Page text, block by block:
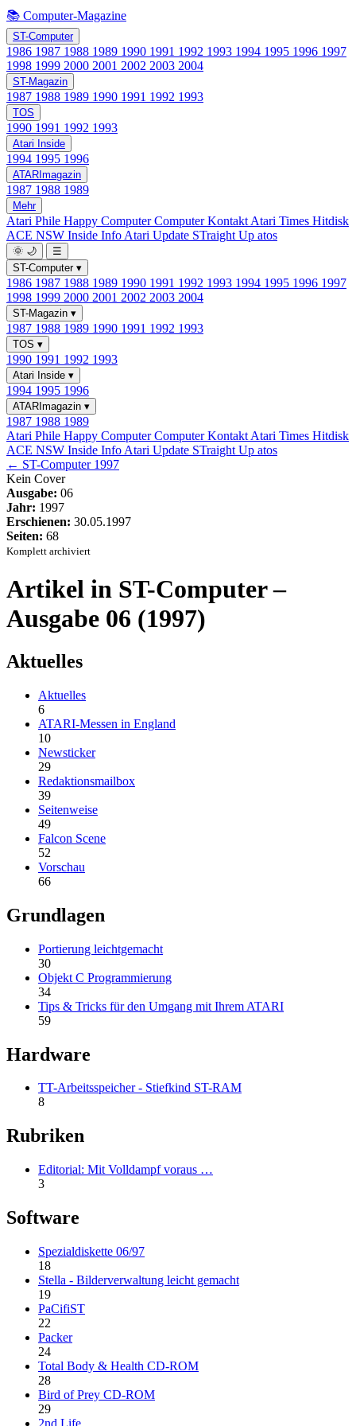
📚 Computer-Magazine
ST-Computer
1986 1987 1988 1989 1990 1991 1992 1993 1994 1995 1996 1997
1998 1999 2000 2001 2002 2003 2004
ST-Magazin
1987 1988 1989 1990 1991 1992 1993
TOS
1990 1991 1992 1993
Atari Inside
1994 1995 1996
ATARImagazin
1987 1988 1989
Mehr
Atari Phile Happy ComputerComputer Kontakt Atari Times Hitdisk
ACE NSW Inside Info Atari Update STraight Up atos
🌞 🌙
☰
ST-Computer ▾
1986 1987 1988 1989 1990 1991 1992 1993 1994 1995 1996 1997
1998 1999 2000 2001 2002 2003 2004
ST-Magazin ▾
1987 1988 1989 1990 1991 1992 1993
TOS ▾
1990 1991 1992 1993
Atari Inside ▾
1994 1995 1996
ATARImagazin ▾
1987 1988 1989
Atari Phile Happy ComputerComputer Kontakt Atari Times Hitdisk
ACE NSW Inside Info Atari Update STraight Up atos
← ST-Computer 1997
Kein Cover
Ausgabe: 06
Jahr: 1997
Erschienen: 30.05.1997
Seiten: 68
Komplett archiviert
Artikel in ST-Computer –
Ausgabe 06 (1997)
Aktuelles
Aktuelles
6
ATARI-Messen in England
10
Newsticker
29
Redaktionsmailbox
39
Seitenweise
49
Falcon Scene
52
Vorschau
66
Grundlagen
Portierung leichtgemacht
30
Objekt C Programmierung
34
Tips & Tricks für den Umgang mit Ihrem ATARI
59
Hardware
TT-Arbeitsspeicher - Stiefkind ST-RAM
8
Rubriken
Editorial: Mit Volldampf voraus …
3
Software
Spezialdiskette 06/97
18
Stella - Bilderverwaltung leicht gemacht
19
PaCifiST
22
Packer
24
Total Body & Health CD-ROM
28
Bird of Prey CD-ROM
29
2nd Life